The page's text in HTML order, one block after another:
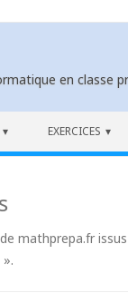
en classe
EXERCICES
mathprepa.fr